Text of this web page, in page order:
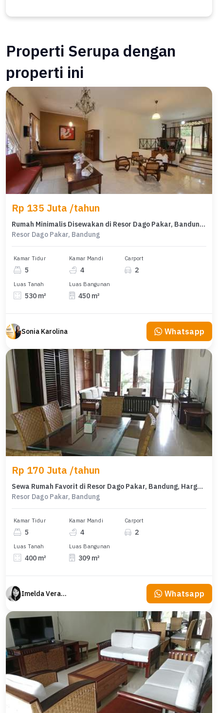
Properti Serupa dengan
properti ini
Rp 135 Juta /tahun
Rumah Minimalis Disewakan di Resor Dago Pakar, Bandung, Harga Ekonomis
Resor Dago Pakar, Bandung
Kamar Tidur
5
Kamar Mandi
4
Carport
2
Luas Tanah
530 m²
Luas Bangunan
450 m²
Sonia Karolina Whatsapp
Rp 170 Juta /tahun
Sewa Rumah Favorit di Resor Dago Pakar, Bandung, Harga Terjangkau
Resor Dago Pakar, Bandung
Kamar Tidur
5
Kamar Mandi
4
Carport
2
Luas Tanah
400 m²
Luas Bangunan
309 m²
Imelda Veranika Whatsapp